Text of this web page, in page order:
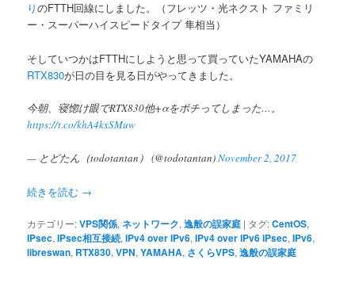
へ
移
動
移
動
りのFTTH回線にしました。（フレッツ・光ネクスト ファミリ
ー・スーパーハイスピードタイプ 隼相当）
そしていつかはFTTHにしようと思って買っていたYAMAHAの
RTX830が日の目を見る日がやってきました。
今朝、寝惚け眼でRTX830他+αをポチってしまった…。
https://t.co/khA4kxSMuw
— とどたん（todotantan） (@todotantan)November 2, 2017
続きを読む →
カテゴリー:VPS関係,ネットワーク,逸般の誤家庭 | タグ:CentOS,
IPsec,IPsec相互接続,IPv4 over IPv6,IPv4 over IPv6 IPsec,IPv6,
libreswan, RTX830,VPN,YAMAHA, さくらVPS,逸般の誤家庭